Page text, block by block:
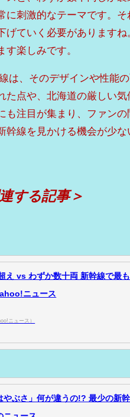
に刺激的なテーマです。
げていく必要があります
す楽しみです。
は、そのデザインや性能
た点や、北海道の厳しい
も注目が集まり、ファン
幹線を見かける機会が少
する記事＞
え vs わずか数十両 新幹線で最
ニュース
ニュース）
やぶさ」何が違うの!? 最少の新